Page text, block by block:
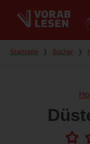
Du bist hier
Startseite ❭ Bücher ❭